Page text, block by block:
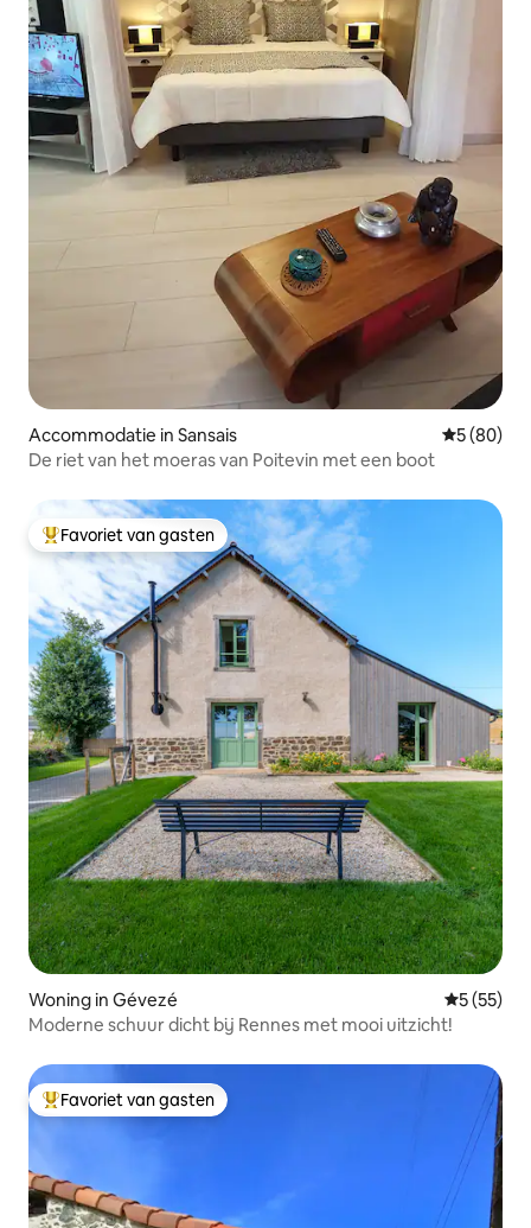
Accommodatie in Sansais
5 (80)
De riet van het moeras van Poitevin met een boot
Topfavoriet van gasten
Favoriet van gasten
Woning in Gévezé
5 (55)
Moderne schuur dicht bij Rennes met mooi uitzicht!
Topfavoriet van gasten
Favoriet van gasten